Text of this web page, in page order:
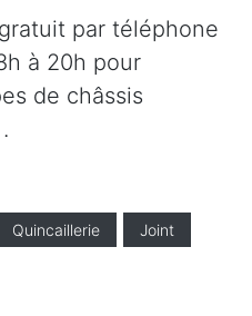
par téléphone
à 20h pour
de châssis
Quincaillerie Joint